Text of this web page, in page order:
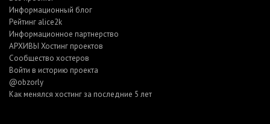
Информационный блог
Рейтинг alice2k
Информационное партнерство
АРХИВЫ Хостинг проектов
Cообщество хостеров
Войти в историю проекта
@obzorly
Как менялся хостинг за последние 5 лет